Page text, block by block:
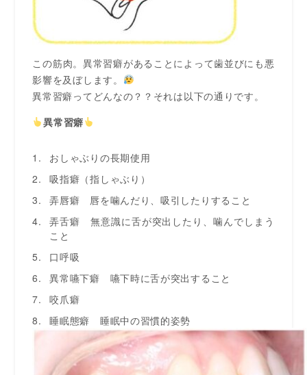
この筋肉。異常習癖があることによって歯並びにも悪
影響を及ぼします。
異常習癖ってどんなの？？それは以下の通りです。
異常習癖
おしゃぶりの長期使用
吸指癖（指しゃぶり）
弄唇癖 唇を噛んだり、吸引したりすること
弄舌癖 無意識に舌が突出したり、噛んでしまう
こと
口呼吸
異常嚥下癖 嚥下時に舌が突出すること
咬爪癖
睡眠態癖 睡眠中の習慣的姿勢